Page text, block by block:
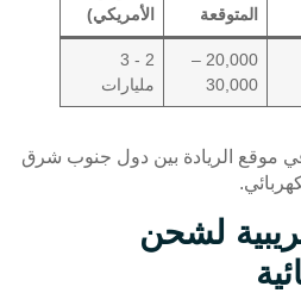
المتوقعة
الأمريكي)
20,000 –
30,000
2 - 3
مليارات
موقع الريادة بين دول جنوب شرق
لشحن